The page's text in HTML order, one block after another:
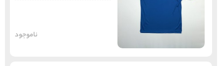
ناموجود